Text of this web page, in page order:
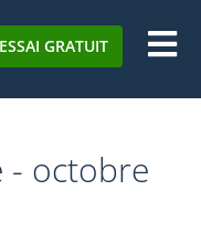
ESSAI GRATUIT
- octobre